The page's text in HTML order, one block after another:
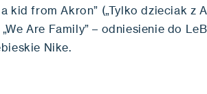
kid from Akron” („Tylko dzieciak z
„We Are Family” – odniesienie do
Nike.